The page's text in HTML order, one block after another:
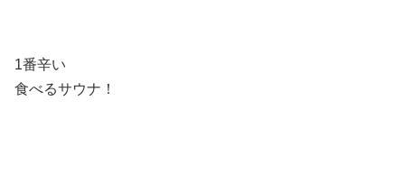
1番辛い
食べるサウナ！